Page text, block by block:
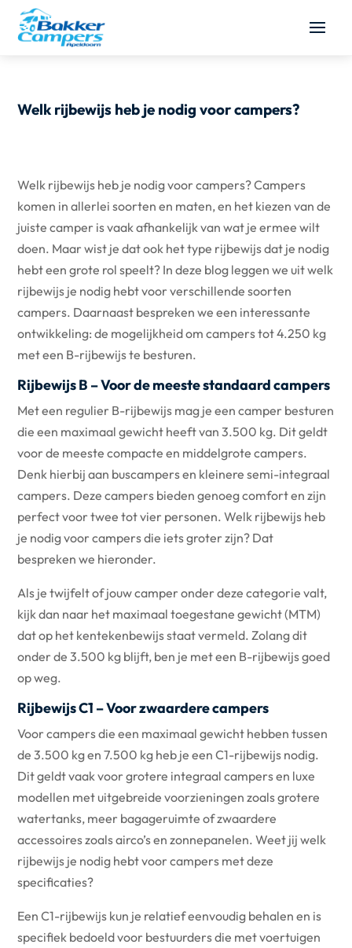
Welk rijbewijs heb je nodig voor campers?
Welk rijbewijs heb je nodig voor campers? Campers
komen in allerlei soorten en maten, en het kiezen van de
juiste camper is vaak afhankelijk van wat je ermee wilt
doen. Maar wist je dat ook het type rijbewijs dat je nodig
hebt een grote rol speelt? In deze blog leggen we uit welk
rijbewijs je nodig hebt voor verschillende soorten
campers. Daarnaast bespreken we een interessante
ontwikkeling: de mogelijkheid om campers tot 4.250 kg
met een B-rijbewijs te besturen.
Rijbewijs B – Voor de meeste standaard campers
Met een regulier B-rijbewijs mag je een camper besturen
die een maximaal gewicht heeft van 3.500 kg. Dit geldt
voor de meeste compacte en middelgrote campers.
Denk hierbij aan buscampers en kleinere semi-integraal
campers. Deze campers bieden genoeg comfort en zijn
perfect voor twee tot vier personen. Welk rijbewijs heb
je nodig voor campers die iets groter zijn? Dat
bespreken we hieronder.
Als je twijfelt of jouw camper onder deze categorie valt,
kijk dan naar het maximaal toegestane gewicht (MTM)
dat op het kentekenbewijs staat vermeld. Zolang dit
onder de 3.500 kg blijft, ben je met een B-rijbewijs goed
op weg.
Rijbewijs C1 – Voor zwaardere campers
Voor campers die een maximaal gewicht hebben tussen
de 3.500 kg en 7.500 kg heb je een C1-rijbewijs nodig.
Dit geldt vaak voor grotere integraal campers en luxe
modellen met uitgebreide voorzieningen zoals grotere
watertanks, meer bagageruimte of zwaardere
accessoires zoals airco’s en zonnepanelen. Weet jij welk
rijbewijs je nodig hebt voor campers met deze
specificaties?
Een C1-rijbewijs kun je relatief eenvoudig behalen en is
specifiek bedoeld voor bestuurders die met voertuigen